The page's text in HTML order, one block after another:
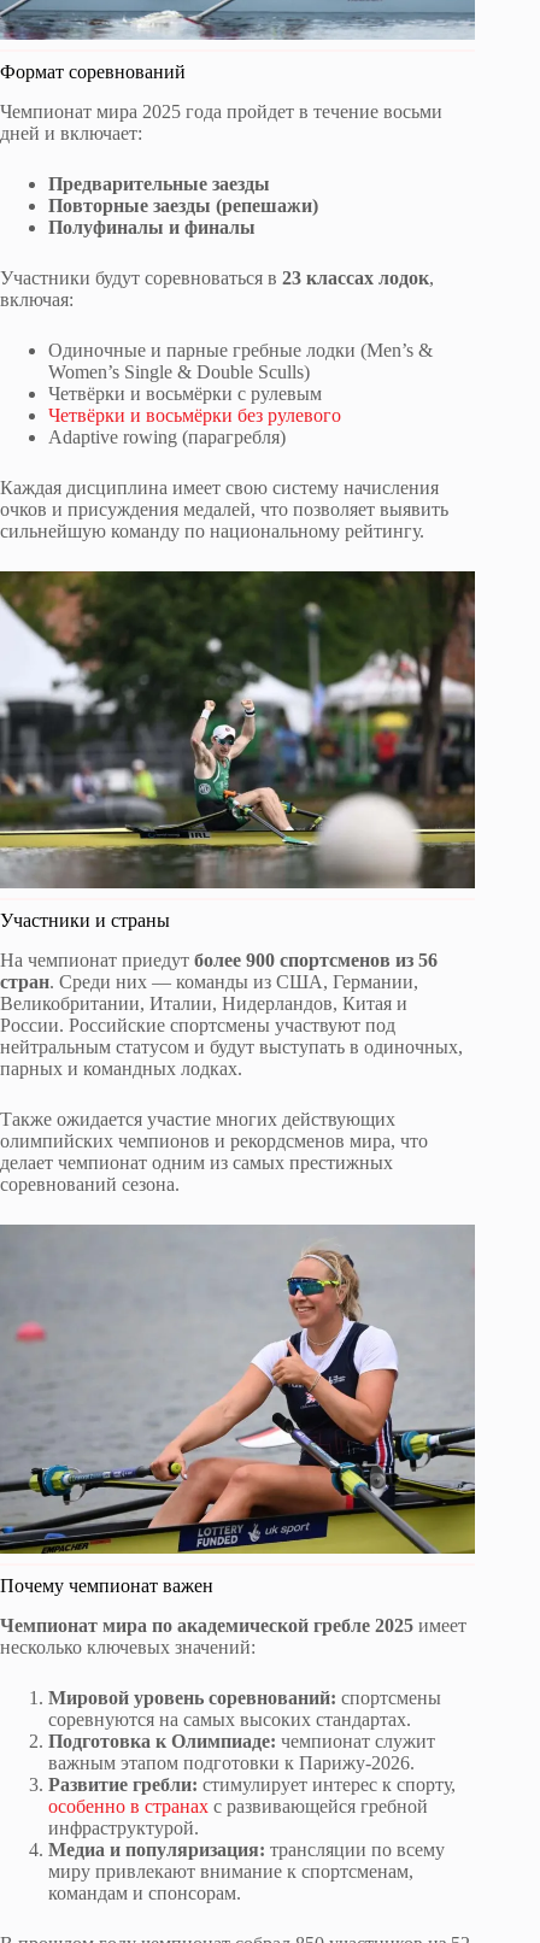
Формат соревнований
Чемпионат мира 2025 года пройдет в течение восьми
дней и включает:
Предварительные заезды
Повторные заезды (репешажи)
Полуфиналы и финалы
Участники будут соревноваться в 23 классах лодок,
включая:
Одиночные и парные гребные лодки (Men’s &
Women’s Single & Double Sculls)
Четвёрки и восьмёрки с рулевым
Четвёрки и восьмёрки без рулевого
Adaptive rowing (парагребля)
Каждая дисциплина имеет свою систему начисления
очков и присуждения медалей, что позволяет выявить
сильнейшую команду по национальному рейтингу.
Участники и страны
На чемпионат приедут более 900 спортсменов из 56
стран. Среди них — команды из США, Германии,
Великобритании, Италии, Нидерландов, Китая и
России. Российские спортсмены участвуют под
нейтральным статусом и будут выступать в одиночных,
парных и командных лодках.
Также ожидается участие многих действующих
олимпийских чемпионов и рекордсменов мира, что
делает чемпионат одним из самых престижных
соревнований сезона.
Почему чемпионат важен
Чемпионат мира по академической гребле 2025 имеет
несколько ключевых значений:
Мировой уровень соревнований: спортсмены
соревнуются на самых высоких стандартах.
Подготовка к Олимпиаде: чемпионат служит
важным этапом подготовки к Парижу-2026.
Развитие гребли: стимулирует интерес к спорту,
особенно в странах с развивающейся гребной
инфраструктурой.
Медиа и популяризация: трансляции по всему
миру привлекают внимание к спортсменам,
командам и спонсорам.